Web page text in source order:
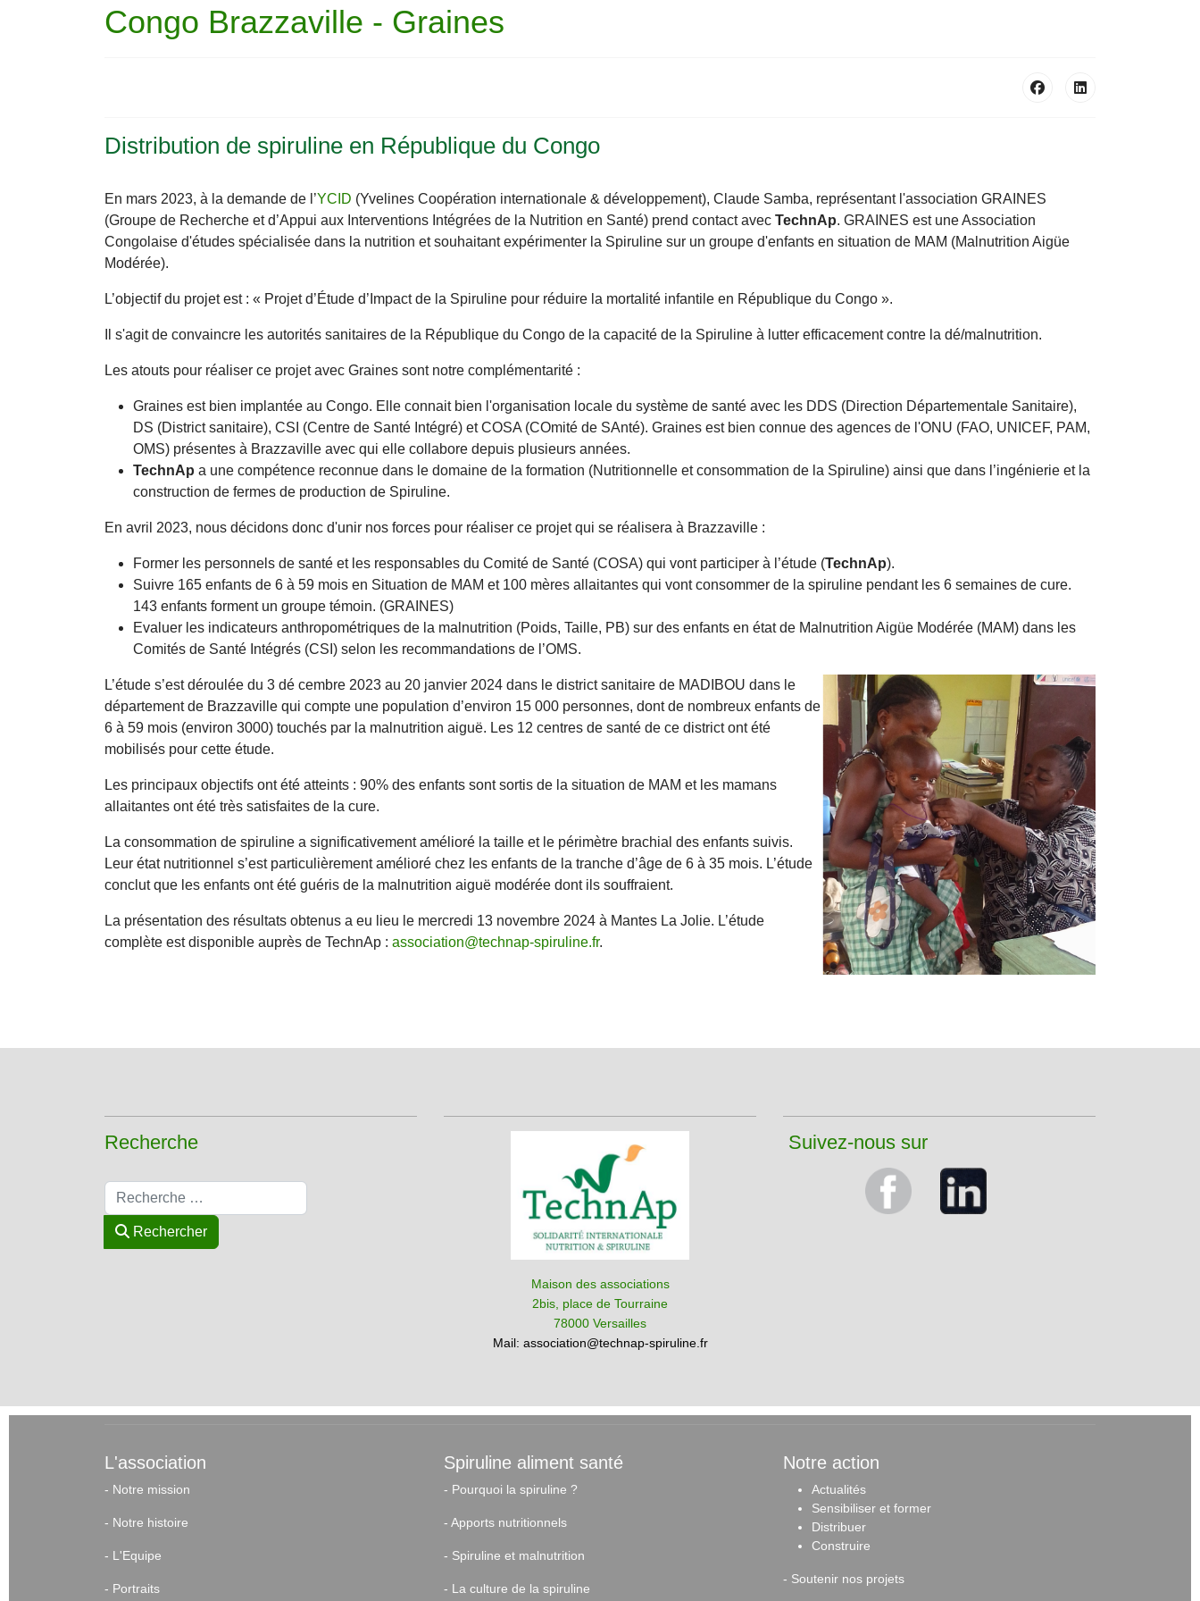
Congo Brazzaville - Graines
Distribution de spiruline en République du Congo
En mars 2023, à la demande de l’YCID (Yvelines Coopération internationale & développement), Claude Samba, représentant l'association GRAINES
(Groupe de Recherche et d’Appui aux Interventions Intégrées de la Nutrition en Santé) prend contact avec TechnAp. GRAINES est une Association
Congolaise d'études spécialisée dans la nutrition et souhaitant expérimenter la Spiruline sur un groupe d'enfants en situation de MAM (Malnutrition Aigüe
Modérée).
L’objectif du projet est : « Projet d’Étude d’Impact de la Spiruline pour réduire la mortalité infantile en République du Congo ».
Il s'agit de convaincre les autorités sanitaires de la République du Congo de la capacité de la Spiruline à lutter efficacement contre la dé/malnutrition.
Les atouts pour réaliser ce projet avec Graines sont notre complémentarité :
Graines est bien implantée au Congo. Elle connait bien l'organisation locale du système de santé avec les DDS (Direction Départementale Sanitaire),
DS (District sanitaire), CSI (Centre de Santé Intégré) et COSA (COmité de SAnté). Graines est bien connue des agences de l'ONU (FAO, UNICEF, PAM,
OMS) présentes à Brazzaville avec qui elle collabore depuis plusieurs années.
TechnAp a une compétence reconnue dans le domaine de la formation (Nutritionnelle et consommation de la Spiruline) ainsi que dans l’ingénierie et la
construction de fermes de production de Spiruline.
En avril 2023, nous décidons donc d'unir nos forces pour réaliser ce projet qui se réalisera à Brazzaville :
Former les personnels de santé et les responsables du Comité de Santé (COSA) qui vont participer à l’étude (TechnAp).
Suivre 165 enfants de 6 à 59 mois en Situation de MAM et 100 mères allaitantes qui vont consommer de la spiruline pendant les 6 semaines de cure.
143 enfants forment un groupe témoin. (GRAINES)
Evaluer les indicateurs anthropométriques de la malnutrition (Poids, Taille, PB) sur des enfants en état de Malnutrition Aigüe Modérée (MAM) dans les
Comités de Santé Intégrés (CSI) selon les recommandations de l’OMS.
L’étude s’est déroulée du 3 dé cembre 2023 au 20 janvier 2024 dans le district sanitaire de MADIBOU dans le
département de Brazzaville qui compte une population d’environ 15 000 personnes, dont de nombreux enfants de
6 à 59 mois (environ 3000) touchés par la malnutrition aiguë. Les 12 centres de santé de ce district ont été
mobilisés pour cette étude.
Les principaux objectifs ont été atteints : 90% des enfants sont sortis de la situation de MAM et les mamans
allaitantes ont été très satisfaites de la cure.
La consommation de spiruline a significativement amélioré la taille et le périmètre brachial des enfants suivis.
Leur état nutritionnel s’est particulièrement amélioré chez les enfants de la tranche d’âge de 6 à 35 mois. L’étude
conclut que les enfants ont été guéris de la malnutrition aiguë modérée dont ils souffraient.
La présentation des résultats obtenus a eu lieu le mercredi 13 novembre 2024 à Mantes La Jolie. L’étude
complète est disponible auprès de TechnAp : association@technap-spiruline.fr.
Recherche
Rechercher
Rechercher
Maison des associations
2bis, place de Tourraine
78000 Versailles
Mail: association@technap-spiruline.fr
Suivez-nous sur
L'association
- Notre mission
- Notre histoire
- L'Equipe
- Portraits
Spiruline aliment santé
- Pourquoi la spiruline ?
- Apports nutritionnels
- Spiruline et malnutrition
- La culture de la spiruline
Notre action
Actualités
Sensibiliser et former
Distribuer
Construire
- Soutenir nos projets